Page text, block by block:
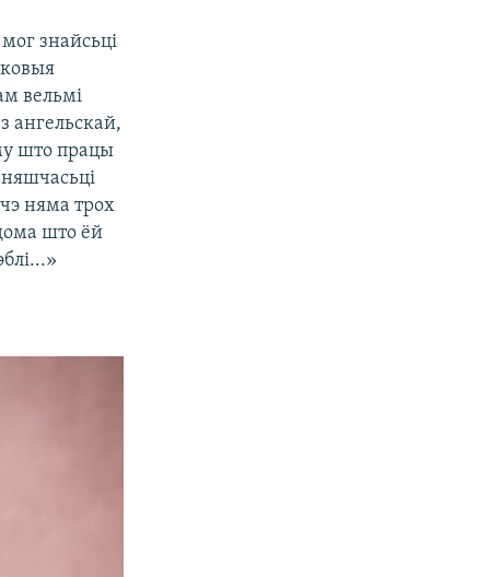
знайсьці
вельмі
ангельскай,
што працы
няма трох
што ёй